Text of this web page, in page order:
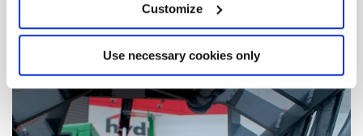
Customize
Use necessary cookies only
AltreRealizzazioni